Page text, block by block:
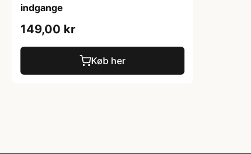
indgange
149,00 kr
Køb her